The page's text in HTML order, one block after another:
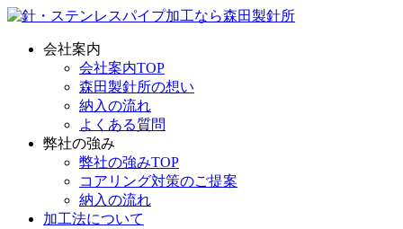
会社案内
会社案内TOP
森田製針所の想い
納入の流れ
よくある質問
弊社の強み
弊社の強みTOP
コアリング対策のご提案
納入の流れ
加工法について